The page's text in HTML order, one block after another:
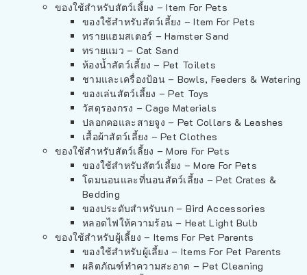
ของใช้สำหรับสัตว์เลี้ยง – Item For Pets
ของใช้สำหรับสัตว์เลี้ยง – Item For Pets
ทรายแฮมสเตอร์ – Hamster Sand
ทรายแมว – Cat Sand
ห้องน้ำสัตว์เลี้ยง – Pet Toilets
ชามและเครื่องป้อน – Bowls, Feeders & Watering
ของเล่นสัตว์เลี้ยง – Pet Toys
วัสดุรองกรง – Cage Materials
ปลอกคอและสายจูง – Pet Collars & Leashes
เสื้อผ้าสัตว์เลี้ยง – Pet Clothes
ของใช้สำหรับสัตว์เลี้ยง – More For Pets
ของใช้สำหรับสัตว์เลี้ยง – More For Pets
โดมนอนและที่นอนสัตว์เลี้ยง – Pet Crates &
Bedding
ของประดับสำหรับนก – Bird Accessories
หลอดไฟให้ความร้อน – Heat Light Bulb
ของใช้สำหรับผู้เลี้ยง – Items For Pet Parents
ของใช้สำหรับผู้เลี้ยง – Items For Pet Parents
ผลิตภัณฑ์ทำความสะอาด – Pet Cleaning